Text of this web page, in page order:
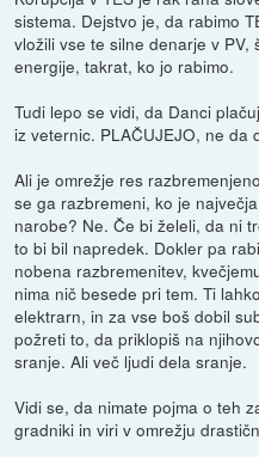
sistema. Dejstvo je, da rabimo
vložili vse te silne denarje v
energije, takrat, ko jo rabimo.
Tudi lepo se vidi, da Danci
iz veternic. PLAČUJEJO, ne da
Ali je omrežje res
se ga razbremeni, ko je
narobe? Ne. Če bi želeli, da ni
to bi bil napredek. Dokler pa
nobena razbremenitev,
nima nič besede pri tem. Ti
elektrarn, in za vse boš dobil
požreti to, da priklopiš na
sranje. Ali več ljudi dela sranje.
Vidi se, da nimate pojma o teh
gradniki in viri v omrežju